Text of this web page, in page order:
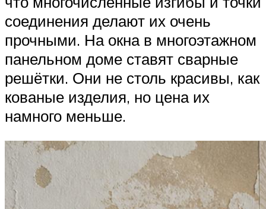
соединения делают их очень
прочными. На окна в многоэтажном
панельном доме ставят сварные
решётки. Они не столь красивы, как
кованые изделия, но цена их
намного меньше.